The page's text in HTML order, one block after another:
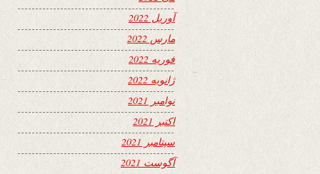
آوریل 2022
مارس 2022
فوریه 2022
ژانویه 2022
نوامبر 2021
اکتبر 2021
سپتامبر 2021
آگوست 2021